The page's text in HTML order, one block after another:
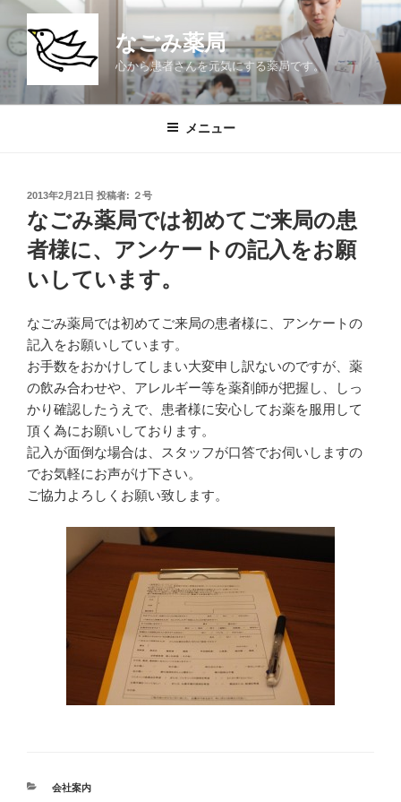
ン
テ
なごみ薬局
心から患者さんを元気にする薬局です。
メニュー
投
稿
日:
2013年2月21日 投稿者: ２号
なごみ薬局では初めてご来局の患
者様に、アンケートの記入をお願
いしています。
なごみ薬局では初めてご来局の患者様に、アンケートの
記入をお願いしています。
お手数をおかけしてしまい大変申し訳ないのですが、薬
の飲み合わせや、アレルギー等を薬剤師が把握し、しっ
かり確認したうえで、患者様に安心してお薬を服用して
頂く為にお願いしております。
記入が面倒な場合は、スタッフが口答でお伺いしますの
でお気軽にお声がけ下さい。
ご協力よろしくお願い致します。
カ
会社案内